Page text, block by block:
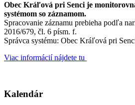
Obec Kráľová pri Senci je
systémom so záznamom.
Spracovanie záznamu prebieha podľa
2016/679, čl. 6 písm. f.
Správca systému: Obec Kráľová pri
Viac informácií nájdete tu
Kalendár